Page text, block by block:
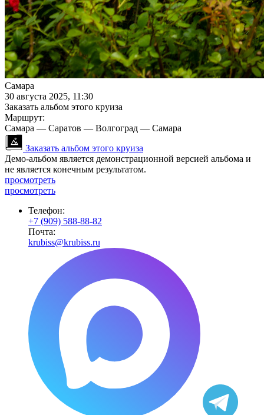
Самара
30 августа 2025, 11:30
Заказать альбом этого круиза
Маршрут:
Самара — Саратов — Волгоград — Самара
Заказать альбом этого круиза
Демо-альбом является демонстрационной версией альбома и
не является конечным результатом.
просмотреть
просмотреть
Телефон:
+7 (909) 588-88-82
Почта:
krubiss@krubiss.ru